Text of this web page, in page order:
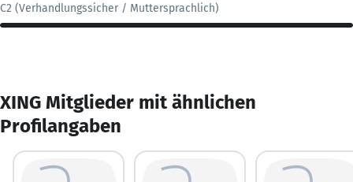
C2 (Verhandlungssicher / Muttersprachlich)
XING Mitglieder mit ähnlichen
Profilangaben